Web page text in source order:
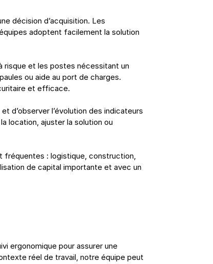
décision d’acquisition. Les
adoptent facilement la solution
risque et les postes nécessitant un
ou aide au port de charges.
et efficace.
d’observer l’évolution des indicateurs
location, ajuster la solution ou
fréquentes : logistique, construction,
de capital importante et avec un
ergonomique pour assurer une
réel de travail, notre équipe peut